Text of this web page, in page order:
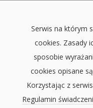
Serwis na którym
cookies. Zasady
sposobie
cookies opisane
Korzystając z
Regulamin